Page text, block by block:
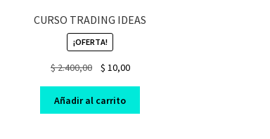
CURSO TRADING IDEAS
¡OFERTA!
$2.400,00
Original
was:
$ 2.400,00.
$ 10,00Current
$ 10,00.
Añadir al carrito